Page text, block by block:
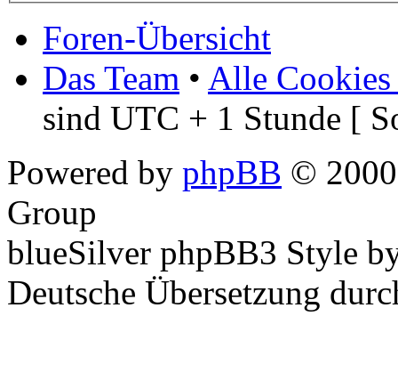
Foren-Übersicht
Das Team • Alle Cookies
sind UTC + 1 Stunde [
Powered by phpBB ©
Group
blueSilver phpBB3 Style
Deutsche Übersetzung